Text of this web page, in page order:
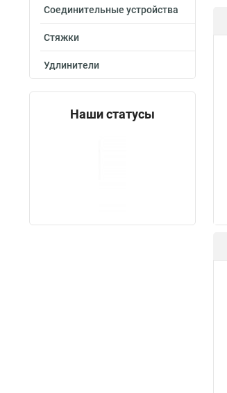
Соединительные устройства
Стяжки
Удлинители
Наши статусы